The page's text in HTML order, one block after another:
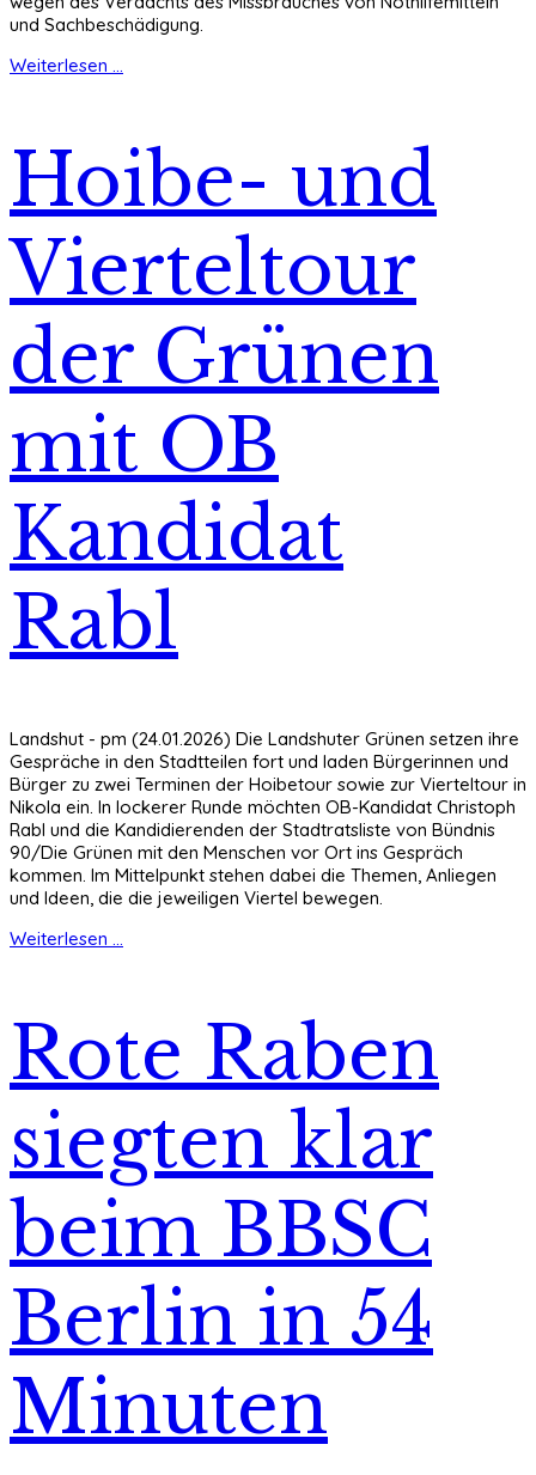
und Sachbeschädigung.
Weiterlesen ...
Hoibe- und
Vierteltour
der Grünen
mit OB
Kandidat
Rabl
Landshut - pm (24.01.2026) Die Landshuter Grünen setzen ihre
Gespräche in den Stadtteilen fort und laden Bürgerinnen und
Bürger zu zwei Terminen der Hoibetour sowie zur Vierteltour in
Nikola ein. In lockerer Runde möchten OB-Kandidat Christoph
Rabl und die Kandidierenden der Stadtratsliste von Bündnis
90/Die Grünen mit den Menschen vor Ort ins Gespräch
kommen. Im Mittelpunkt stehen dabei die Themen, Anliegen
und Ideen, die die jeweiligen Viertel bewegen.
Weiterlesen ...
Rote Raben
siegten klar
beim BBSC
Berlin in 54
Minuten